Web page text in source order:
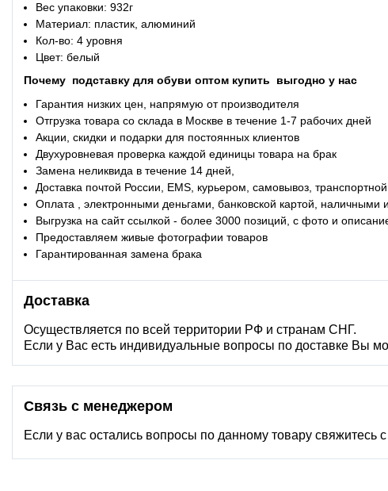
Вес упаковки: 932г
Материал: пластик, алюминий
Кол-во: 4 уровня
Цвет: белый
Почему подставку для обуви оптом купить
выгодно у нас
Гарантия низких цен, напрямую от производителя
Отгрузка товара со склада в Москве в течение 1-7 рабочих дней
Акции, скидки и подарки для постоянных клиентов
Двухуровневая проверка каждой единицы товара на брак
Замена неликвида в течение 14 дней,
Доставка почтой России, EMS, курьером, самовывоз,
Оплата , электронными деньгами, банковской картой, наличными
Выгрузка на сайт ссылкой - более 3000 позиций, с фото и
Предоставляем живые фотографии товаров
Гарантированная замена брака
Доставка
Осуществляется по всей территории РФ и странам СНГ.
Если у Вас есть индивидуальные вопросы по доставке Вы
Связь с менеджером
Если у вас остались вопросы по данному товару